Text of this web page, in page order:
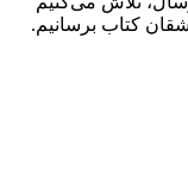
کتاب برسانیم.